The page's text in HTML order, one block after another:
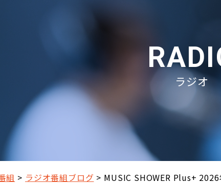
ラジオ
組 ラジオ番組ブログ MUSIC SHOWER Plus+